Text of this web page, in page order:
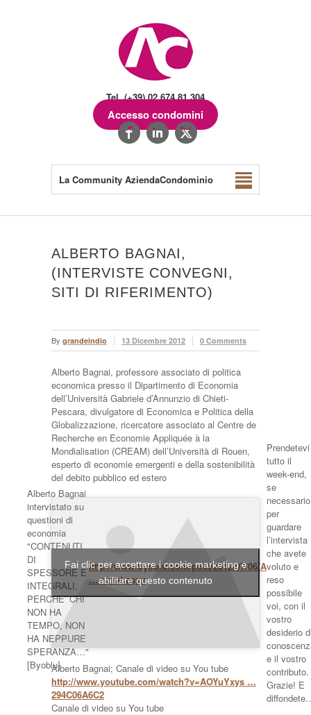
Tel. (+39) 02.674.81.304
Accesso condomini
La Community AziendaCondominio
ALBERTO BAGNAI,
(INTERVISTE CONVEGNI,
SITI DI RIFERIMENTO)
By grandeindio 13 Dicembre 2012 0 Comments
Alberto Bagnai, professore associato di politica
economica presso il Dipartimento di Economia
dell’Università Gabriele d’Annunzio di Chieti-
Pescara, divulgatore di Economica e Politica della
Globalizzazione, ricercatore associato al Centre de
Recherche en Economie Appliquée à la
Mondialisation (CREAM) dell’Università di Rouen,
esperto di economie emergenti e della sostenibilità
del debito pubblico ed estero
Alberto Bagnai
intervistato su
questioni di
economia
"CONTENUTI
DI
SPESSORE E
INTEGRALI,
PERCHE’ CHI
NON HA
TEMPO, NON
HA NEPPURE
SPERANZA…"
[Byoblu]
http://www.byoblu.com/post/2012/07/06/A
… ropa!.aspx
Prendetevi
tutto il
week-end,
se
per
guardare
l’intervista
che avete
voluto e
reso
possibile
voi, con il
vostro
desiderio
e il vostro
contributo.
Grazie! E
Fai clic per accettare i cookie marketing e
abilitare questo contenuto
Alberto Bagnai; Canale di video su You tube
http://www.youtube.com/watch?v=AOYuYxys …
294C06A6C2
Canale di video su You tube